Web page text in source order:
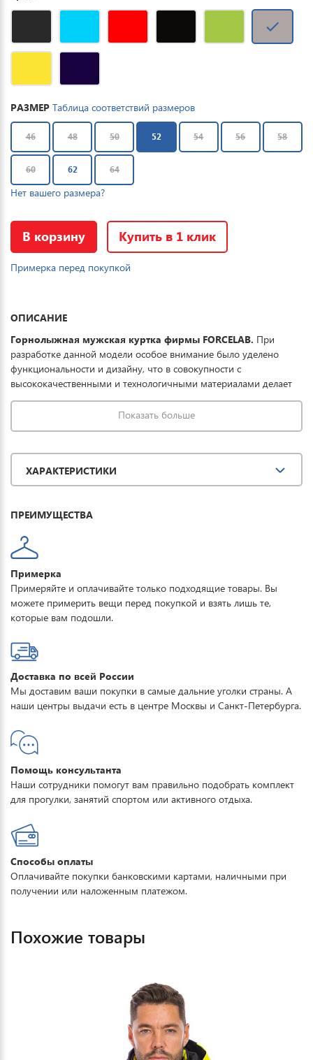
РАЗМЕР Таблица соответствий размеров
46 48 50 52 54 56 58
60 62 64
Нет вашего размера?
В корзину Купить в 1 клик
Примерка перед покупкой
ОПИСАНИЕ
Горнолыжная мужская куртка фирмы FORCELAB. При
разработке данной модели особое внимание было уделено
функциональности и дизайну, что в совокупности с
высококачественными и технологичными материалами делает
данную куртку отличным выбором для комфортного отдыха в
горах и на прогулке. Ткань обработана водоотталкивающей
пропиткой снаружи и антибактериальной внутри.
защиту при мокром снеге или ледяном дожде и оперативно
отводит влагу от тела наружу, сохраняя тепло и комфорт. Купить
горнолыжную куртку мужскую FORCELAB можно для
Показать больше
ХАРАКТЕРИСТИКИ
ПРЕИМУЩЕСТВА
Примерка
Примеряйте и оплачивайте только подходящие товары. Вы
можете примерить вещи перед покупкой и взять лишь те,
которые вам подошли.
Доставка по всей России
Мы доставим ваши покупки в самые дальние уголки страны. А
наши центры выдачи есть в центре Москвы и Санкт-Петербурга.
Помощь консультанта
Наши сотрудники помогут вам правильно подобрать комплект
для прогулки, занятий спортом или активного отдыха.
Способы оплаты
Оплачивайте покупки банковскими картами, наличными при
получении или наложенным платежом.
Похожие товары